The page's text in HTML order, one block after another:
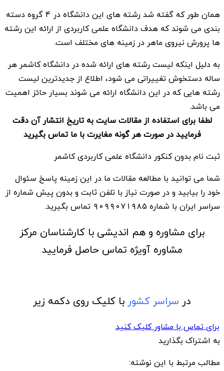
همان طور که گفته شد رشته های این دانشگاه در 4 گروه دسته
بندی می شوند که هدف دانشگاه علمی کاربردی از ارائه این رشته
ها پرورش نیروی ماهر در زمینه های مختلف است.
به دلیل اینکه لیست رشته های ارائه شده در دانشگاه کاشمر هر
ساله دستخوش تغییراتی می شود، اطلاع از جدیدترین لیست
رشته هایی که در این دانشگاه ارائه می شوند بسیار حائز اهمیت
می باشد.
لطفا برای استفاده از مقالات سایت به تاریخ انتشار آن دقت
فرمایید در صورت هر گونه مغایرت با ما تماس بگیرید
ثبت نام بدون کنکور دانشگاه علمی کاربردی کاشمر
شما می توانید با مطالعه مقالات ما در این زمینه پاسخ سئوال
خود را بیابید و در صورت نیاز با تلفن ثابت و بدون پیش شماره از
سراسر ایران با شماره ۹۰۹۹۰۷۱۹۸۵ تماس بگیرید.
برای مشاوره و هم اندیشی با کارشناسان مرکز
مشاوره آویژه تماس حاصل فرمایید
در سراسر کشور با کلیک روی دکمه زیر
برای تماس با مشاور کلیک کنید
به اشتراک بگذارید
مطالب مرتبط با این نوشته: